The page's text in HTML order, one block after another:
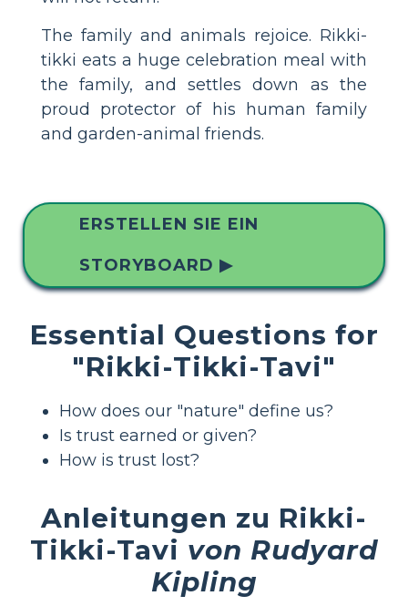
The family and animals rejoice. Rikki-
tikki eats a huge celebration meal with
the family, and settles down as the
proud protector of his human family
and garden-animal friends.
ERSTELLEN SIE EIN
STORYBOARD ▶
Essential Questions for
"Rikki-Tikki-Tavi"
How does our "nature" define us?
Is trust earned or given?
How is trust lost?
Anleitungen zu Rikki-
Tikki-Tavi von Rudyard
Kipling